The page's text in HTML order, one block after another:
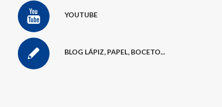
YOUTUBE
BLOG LÁPIZ, PAPEL, BOCETO...